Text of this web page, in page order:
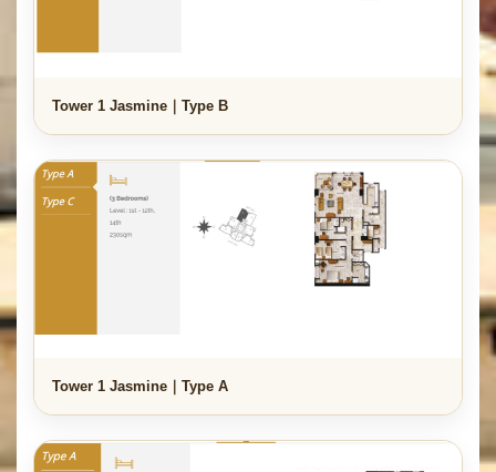
Tower 1 Jasmine｜Type B
Tower 1 Jasmine｜Type A